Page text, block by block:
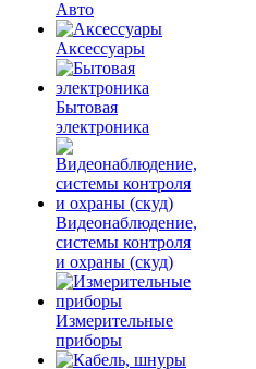
Авто
Аксессуары
Бытовая
электроника
Видеонаблюдение,
системы контроля
и охраны (скуд)
Измерительные
приборы